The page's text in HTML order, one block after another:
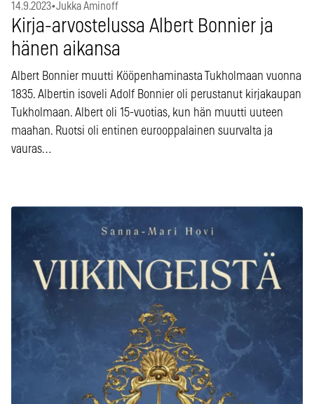
14.9.2023•Jukka Aminoff
Kirja-arvostelussa Albert Bonnier ja
hänen aikansa
Albert Bonnier muutti Kööpenhaminasta Tukholmaan vuonna
1835. Albertin isoveli Adolf Bonnier oli perustanut kirjakaupan
Tukholmaan. Albert oli 15-vuotias, kun hän muutti uuteen
maahan. Ruotsi oli entinen eurooppalainen suurvalta ja
vauras…